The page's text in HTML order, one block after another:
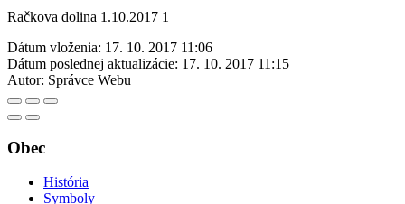
Račkova dolina 1.10.2017 1
Dátum vloženia: 17. 10. 2017 11:06
Dátum poslednej aktualizácie: 17. 10. 2017 11:15
Autor: Správce Webu
Obec
História
Symboly